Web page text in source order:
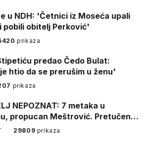
u NDH: 'Četnici iz Moseća upali
pobili obitelj Perković'
prikaza
predao Čedo Bulat:
htio da se prerušim u ženu'
prikaza
NEPOZNAT: 7 metaka u
propucan Meštrović. Pretučen
29809 prikaza